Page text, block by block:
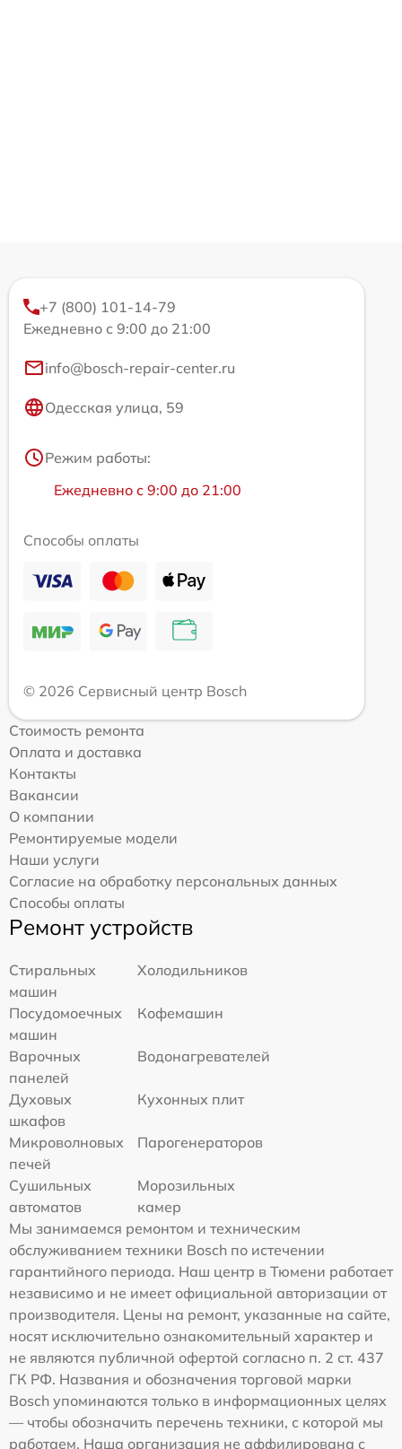
+7 (800) 101-14-79
Ежедневно с 9:00 до 21:00
info@bosch-repair-center.ru
Одесская улица, 59
Режим работы:
Ежедневно с 9:00 до 21:00
Способы оплаты
© 2026 Сервисный центр Bosch
Стоимость ремонта
Оплата и доставка
Контакты
Вакансии
О компании
Ремонтируемые модели
Наши услуги
Согласие на обработку персональных данных
Способы оплаты
Ремонт устройств
Стиральных
машин
Холодильников
Посудомоечных
машин
Кофемашин
Варочных
панелей
Водонагревателей
Духовых
шкафов
Кухонных плит
Микроволновых
печей
Парогенераторов
Сушильных
автоматов
Морозильных
камер
Мы занимаемся ремонтом и техническим
обслуживанием техники Bosch по истечении
гарантийного периода. Наш центр в Тюмени работает
независимо и не имеет официальной авторизации от
производителя. Цены на ремонт, указанные на сайте,
носят исключительно ознакомительный характер и
не являются публичной офертой согласно п. 2 ст. 437
ГК РФ. Названия и обозначения торговой марки
Bosch упоминаются только в информационных целях
— чтобы обозначить перечень техники, с которой мы
работаем. Наша организация не аффилирована с